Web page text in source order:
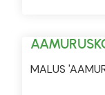
MALUS